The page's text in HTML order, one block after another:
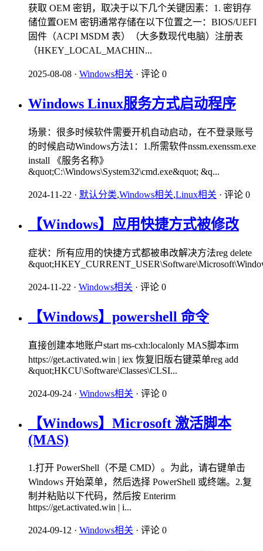
获取 ​​OEM 密钥​​，取决于以下几个关键因素：​​1. 密钥存
储位置​​OEM 密钥通常存储在以下位置之一：​​BIOS/UEFI
固件（ACPI MSDM 表）​​（大多数现代电脑）​​注册表​​
（HKEY_LOCAL_MACHIN...
2025-08-08 · Windows相关 · 评论 0
Windows Linux服务方式启动程序
场景：很多时候软件需要开机自动启动，在不登录账号
的时候启动Windows方法1：1.所需软件nssm.exenssm.exe
install 《服务名称》
&quot;C:\Windows\System32\cmd.exe&quot; &q...
2024-11-22 · 默认分类,Windows相关,Linux相关 · 评论 0
【Windows】应用快捷方式被修改
症状：所有应用的快捷方式都被串改解决方法reg delete
2024-11-22 · Windows相关 · 评论 0
【Windows】powershell 命令
直接创建本地账户start ms-cxh:localonly MAS脚本irm
https://get.activated.win | iex 恢复旧版右键菜单reg add
&quot;HKCU\Software\Classes\CLSI...
2024-09-24 · Windows相关 · 评论 0
【Windows】Microsoft 激活脚本
(MAS)
1.打开 PowerShell（不是 CMD）。为此，请右键单击
Windows 开始菜单，然后选择 PowerShell 或终端。2.复
制并粘贴以下代码，然后按 Enterirm
https://get.activated.win | i...
2024-09-12 · Windows相关 · 评论 0